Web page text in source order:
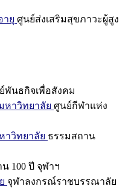
ายุ ศูนย์ส่งเสริมสุขภาวะผู้สูง
พันธกิจเพื่อสังคม
หาวิทยาลัย ศูนย์กีฬาแห่ง
าวิทยาลัย ธรรมสถาน
100 ปี จุฬาฯ
จุฬาลงกรณ์ราชบรรณาลัย